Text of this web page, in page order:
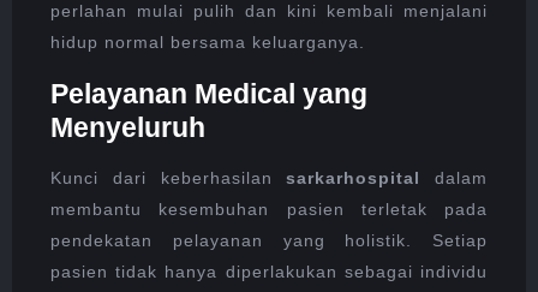
perlahan mulai pulih dan kini kembali menjalani
hidup normal bersama keluarganya.
Pelayanan Medical yang
Menyeluruh
Kunci dari keberhasilansarkarhospital
dalam
membantu kesembuhan pasien terletak pada
pendekatan pelayanan yang holistik. Setiap
pasien tidak hanya diperlakukan sebagai individu